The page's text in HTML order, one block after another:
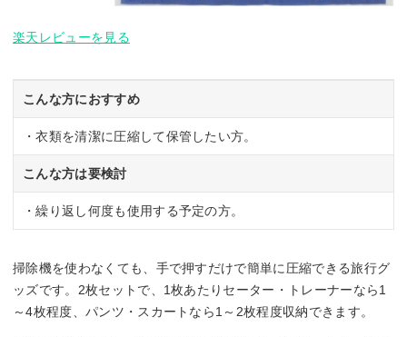
楽天レビューを見る
こんな方におすすめ
・衣類を清潔に圧縮して保管したい方。
こんな方は要検討
・繰り返し何度も使用する予定の方。
掃除機を使わなくても、手で押すだけで簡単に圧縮できる旅行グ
ッズです。2枚セットで、1枚あたりセーター・トレーナーなら1
～4枚程度、パンツ・スカートなら1～2枚程度収納できます。